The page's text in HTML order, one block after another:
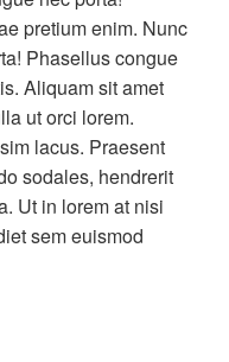
pretium enim. Nunc
Phasellus congue
Aliquam sit amet
ut orci lorem.
lacus. Praesent
sodales, hendrerit
Ut in lorem at nisi
sem euismod